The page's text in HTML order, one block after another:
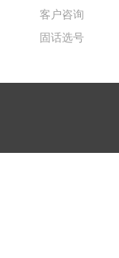
客户咨询
固话选号